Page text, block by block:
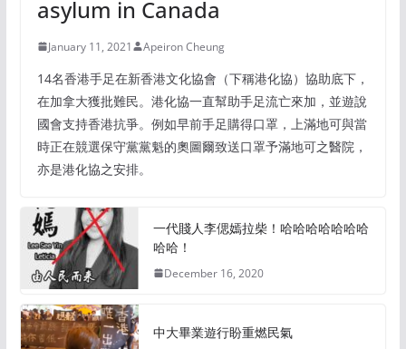
asylum in Canada
January 11, 2021 Apeiron Cheung
14名香港手足在新香港文化協會（下稱港化協）協助底下，
在加拿大獲批難民。港化協一直幫助手足流亡來加，並遊說
國會支持香港抗爭。例如早前手足購得口罩，上滿地可與當
時正在競選保守黨黨魁的奧圖爾致送口罩予滿地可之醫院，
亦是港化協之安排。
一代賤人李偲嫣拉柴！哈哈哈哈哈哈哈
哈哈！
December 16, 2020
中大畢業遊行盼重燃民氣